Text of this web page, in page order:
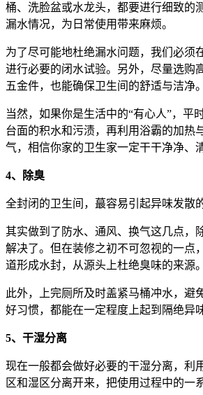
桶、洗脸盆或水龙头，都要进行细致的
漏水情况，为日常使用带来麻烦。
为了尽可能地杜绝漏水问题，我们必须
进行必要的闭水试验。另外，尽量选购
五金件，也能确保卫生间的舒适与洁净。
当然，如果你是生活中的“有心人”，平
台面的积水和污渍，再利用浴霸的加热
气，相信你家的卫生家一定干干净净、
4、除臭
全封闭的卫生间，蕞容易引起异味发散
其实做到了防水、通风、换气这几点，
解决了。但在装修之初不可忽视的一点
道形成水封，从源头上杜绝臭味的来源。
此外，上完厕所及时盖紧马桶冲水，避
好习惯，都能在一定程度上起到隔绝异
5、干湿分离
现在一般都会做好必要的干湿分离，利
区和湿区分离开来，把使用过程中的一